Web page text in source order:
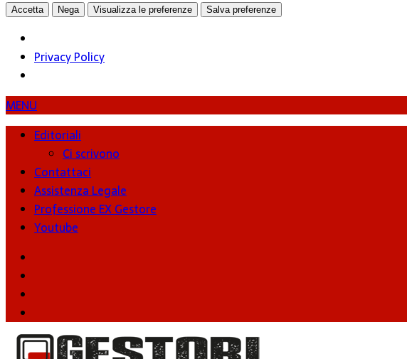
Accetta Nega Visualizza le preferenze Salva preferenze
Privacy Policy
MENU
Editoriali
Ci scrivono
Contattaci
Assistenza Legale
Professione EX Gestore
Youtube